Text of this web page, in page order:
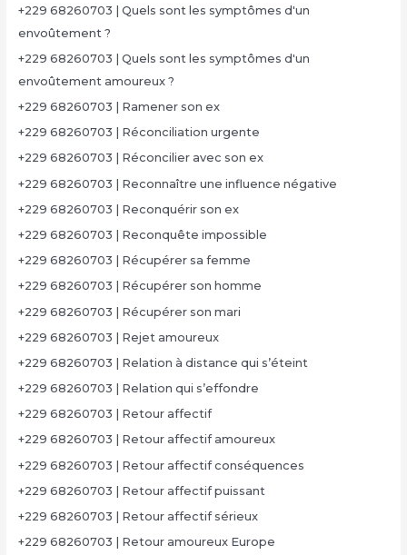
+229 68260703 | Quels sont les symptômes d'un
envoûtement ?
+229 68260703 | Quels sont les symptômes d'un
envoûtement amoureux ?
+229 68260703 | Ramener son ex
+229 68260703 | Réconciliation urgente
+229 68260703 | Réconcilier avec son ex
+229 68260703 | Reconnaître une influence négative
+229 68260703 | Reconquérir son ex
+229 68260703 | Reconquête impossible
+229 68260703 | Récupérer sa femme
+229 68260703 | Récupérer son homme
+229 68260703 | Récupérer son mari
+229 68260703 | Rejet amoureux
+229 68260703 | Relation à distance qui s’éteint
+229 68260703 | Relation qui s’effondre
+229 68260703 | Retour affectif
+229 68260703 | Retour affectif amoureux
+229 68260703 | Retour affectif conséquences
+229 68260703 | Retour affectif puissant
+229 68260703 | Retour affectif sérieux
+229 68260703 | Retour amoureux Europe